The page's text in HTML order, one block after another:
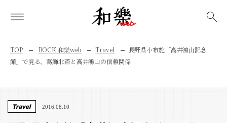
TOP ROCK 和樂web Travel
長野県小布施「高井鴻山記念
館」で見る、葛飾北斎と高井鴻山の信頼関係
Travel 2016.08.10